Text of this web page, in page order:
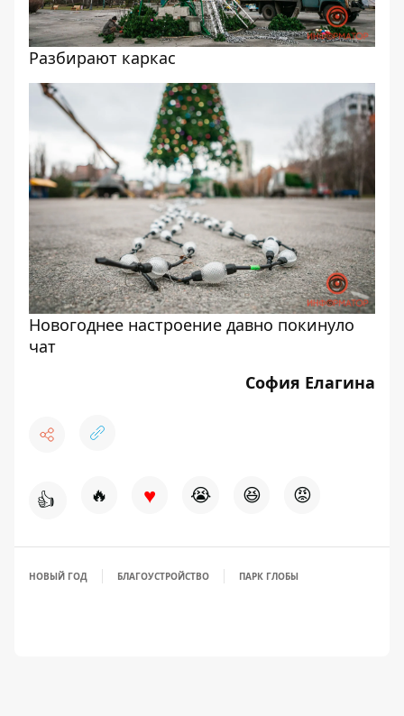
Разбирают каркас
Новогоднее настроение давно покинуло
чат
София Елагина
👍 🔥 ♥ 😭 😆 😡
НОВЫЙ ГОД БЛАГОУСТРОЙСТВО ПАРК ГЛОБЫ